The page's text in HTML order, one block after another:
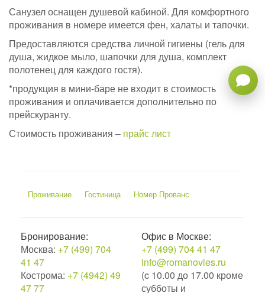
Санузел оснащен душевой кабиной. Для комфортного
проживания в номере имеется фен, халаты и тапочки.
Предоставляются средства личной гигиены (гель для
душа, жидкое мыло, шапочки для душа, комплект
полотенец для каждого гостя).
*продукция в мини-баре не входит в стоимость
проживания и оплачивается дополнительно по
прейскуранту.
Стоимость проживания – прайс лист
Проживание Гостиница Номер Прованс
Бронирование:
Москва: +7 (499) 704
41 47
Кострома: +7 (4942) 49
47 77
Офис в Москве:
+7 (499) 704 41 47
info@romanovles.ru
(c 10.00 до 17.00 кроме
субботы и